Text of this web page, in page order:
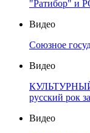
"Ратибор" и
Видео
Союзное
Видео
КУЛЬТУРНЫЙ
русский рок
Видео